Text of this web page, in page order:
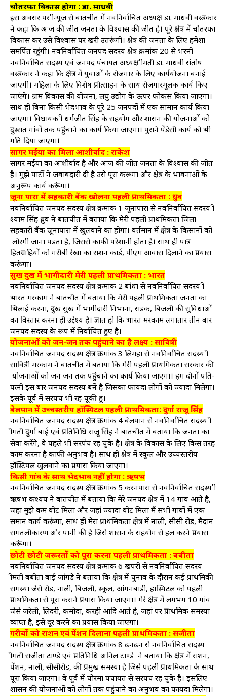
चौतरफा विकास होगा : डा. माधवी
इस अवसर पर श्रीन्यूज से बातचीत में नवनिर्वाचित अध्यक्ष डा. माधवी वस्त्रकार
ने कहा कि आज की जीत जनता के विश्वास की जीत है। पूरे क्षेत्र में चौतरफा
विकास कर उसे विश्वास पर खरी उतरूंगी। क्षेत्र की जनता के लिए हमेशा
समर्पित रहूंगी। नवनिर्वाचित जनपद सदस्य क्षेत्र क्रमांक 20 से भरनी
नवनिर्वाचित सदस्य एवं जनपद पंचायत अध्यक्ष श्रीमती डा. माधवी संतोष
वस्त्रकार ने कहा कि क्षेत्र में युवाओं के रोजगार के लिए कार्ययोजना बनाई
जाएगी। महिला के लिए विशेष प्रोत्साहन के साथ रोजगारमूलक कार्य किए
जाएंगे। ग्राम विकास की योजना, लघु उद्योग के ऊपर फोकस किया जाएगा।
साथ ही बिना किसी भेदभाव के पूरे 25 जनपदों में एक सामान कार्य किया
जाएगा। विधायक श्री धर्मजीत सिंह के सहयोग और शासन की योजनाओं को
दुस्सत गांवों तक पहुंचाने का कार्य किया जाएगा। पुराने पेंडेसी कार्य को भी
गति दिया जाएगा।
सागर मईया का मिला आशीर्वाद : राकेश
सागर मईया का आशीर्वाद है और आज की जीत जनता के विश्वास की जीत
है। मुझे पार्टी ने जवाबदारी दी है उसे पूरा करूंगा और क्षेत्र के भावनाओं के
अनुरूप कार्य करूंगा।
जूना पारा में सहकारी बैंक खोलना पहली प्राथमिकता : ध्रुव
नवनिर्वाचित जनपद सदस्य क्षेत्र क्रमांक 1 जूनापारा से नवनिर्वाचित सदस्य श्री
श्याम सिंह ध्रुव ने बातचीत में बताया कि मेरी पहली प्राथमिकता जिला
सहकारी बैंक जूनापारा में खुलवाने का होगा। वर्तमान में क्षेत्र के किसानों को
लोरमी जाना पड़ता है, जिससे काफी परेशानी होता है। साथ ही पात्र
हितग्राहियों को गरीबी रेखा का राशन कार्ड, पीएम आवास दिलाने का प्रयास
करूंगा।
सुख दुख में भागीदारी मेरी पहली प्राथमिकता : भारत
नवनिर्वाचित जनपद सदस्य क्षेत्र क्रमांक 2 बांधा से नवनिर्वाचित सदस्य श्री
भारत मरकाम ने बातचीत में बताया कि मेरी पहली प्राथमिकता जनता का
भिलाई करना, दुख सुख में भागीदारी निभाना, सड़क, बिजली की सुविधाओं
का विस्तार करना ही उद्देश्य है। ज्ञात हो कि भारत मरकाम लगातार तीन बार
जनपद सदस्य के रूप में निर्वाचित हुए है।
योजनाओं को जन-जन तक पहुंचाने का है लक्ष्य : सावित्री
नवनिर्वाचित जनपद सदस्य क्षेत्र क्रमांक 3 लिमहा से नवनिर्वाचित सदस्य श्री
सावित्री मरकाम ने बातचीत में बताया कि मेरी पहली प्राथमिकता सरकार की
योजनाओं को जन जन तक पहुंचाने का कार्य किया जाएगा। हम दोनों पति-
पत्नी इस बार जनपद सदस्य बनें है जिसका फायदा लोगों को ज्यादा मिलेगा।
इसके पूर्व में सरपंच भी रह चूकी हूं।
बेलपान में उच्चस्तरीय हॉस्पिटल पहली प्राथमिकता: दुर्गा राजू सिंह
नवनिर्वाचित जनपद सदस्य क्षेत्र क्रमांक 4 बेलपान से नवनिर्वाचित सदस्य श्री
श्रीमती दुर्गा बाई एवं प्रतिनिधि राजू सिंह ने बातचीत में बताया कि जनता का
सेवा करेंगे, वे पहले भी सरपंच रह चुके है। क्षेत्र के विकास के लिए किस तरह
काम करना है काफी अनुभव है। साथ ही क्षेत्र में स्कूल और उच्चस्तरीय
हॉस्टिपल खुलवाने का प्रयास किया जाएगा।
किसी गांव के साथ भेदभाव नहीं होगा : ऋषभ
नवनिर्वाचित जनपद सदस्य क्षेत्र क्रमांक 5 करनपारा से नवनिर्वाचित सदस्य श्री
ऋषभ कश्यप ने बातचीत में बताया कि मेरे जनपद क्षेत्र में 14 गांव आते है,
जहां मुझे कम वोट मिला और जहां ज्यादा वोट मिला मैं सभी गांवों में एक
समान कार्य करूंगा, साथ ही मेरा प्राथमिकता क्षेत्र में नाली, सीसी रोड, मैदान
समतलीकारण और पानी की है जिसे शासन के सहयोग से हल करने प्रयास
करूंगा।
छोटी छोटी जरूरतों को पूरा करना पहली प्राथमिकता : बबीता
नवनिर्वाचित जनपद सदस्य क्षेत्र क्रमांक 6 खपरी से नवनिर्वाचित सदस्य
श्रीमती बबीता बाई जांगड़े ने बताया कि क्षेत्र में चुनाव के दौरान कई प्राथमिकी
समस्या जैसे रोड, नाली, बिजली, स्कूल, आंगनबाड़ी, हास्पिटल को पहली
प्राथमिकता से पूरा कराने प्रयास किया जाएगा। मेरे क्षेत्र में लगभग 10 गांव
जैसे जरेली, लिदरी, कमोदा, करही आदि आते है, जहां पर प्राथमिक समस्या
व्याप्त है, इसे दूर करने का प्रयास किया जाएगा।
गरीबों को राशन एवं पेंशन दिलाना पहली प्राथमिकता : सजीता
नवनिर्वाचित जनपद सदस्य क्षेत्र क्रमांक 8 ढनढन से नवनिर्वाचित सदस्य
श्रीमती सजीता टाण्डे एवं प्रतिनिधि अनिल टाण्डे ने बताया कि क्षेत्र में राशन,
पेंशन, नाली, सीसीरोड, की प्रमुख समस्या है जिसे पहली प्राथमिकता के साथ
पूरा किया जाएगा। वे पूर्व में चोरमा पंचायत से सरपंच रह चुके है। इसलिए
शासन की योजनाओं को लोगों तक पहुंचाने का अनुभव का फायदा मिलेगा।